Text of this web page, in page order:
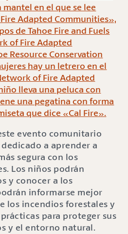
evento comunitario
a aprender a
segura con los
Los niños podrán
y conocer a los
informarse mejor
los incendios forestales y
para proteger sus
y el entorno natural.